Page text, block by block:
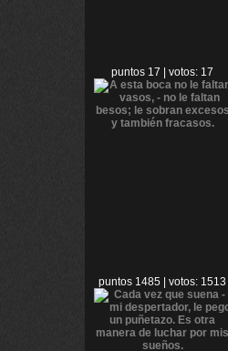
puntos 17 | votos: 17
puntos 1485 | votos: 1513